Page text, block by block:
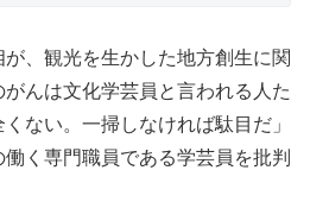
、観光を生かした地方創生に関
んは文化学芸員と言われる人た
ない。一掃しなければ駄目だ」
く専門職員である学芸員を批判